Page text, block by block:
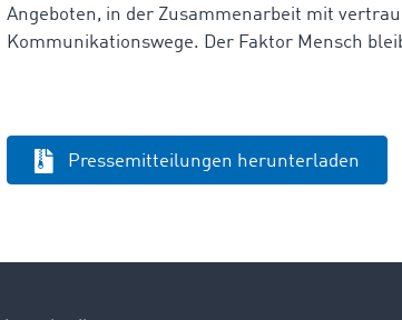
Angeboten, in der Zusammenarbeit mit
Kommunikationswege. Der Faktor Mensch
Pressemitteilungen herunterladen